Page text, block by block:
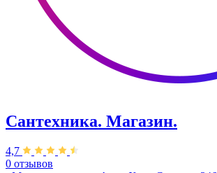
Сантехника. Магазин.
4,7
0 отзывов